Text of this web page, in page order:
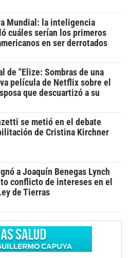
Mundial: la inteligencia
cuáles serían los primeros
en ser derrotados
de "Elize: Sombras de una
película de Netflix sobre el
que descuartizó a su
se metió en el debate
de Cristina Kirchner
a Joaquín Benegas Lynch
conflicto de intereses en el
de Tierras